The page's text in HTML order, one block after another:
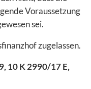
Voraussetzung
sei.
zugelassen.
10 K 2990/17 E,